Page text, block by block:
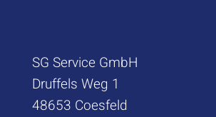
SG Service GmbH
Druffels Weg 1
48653 Coesfeld